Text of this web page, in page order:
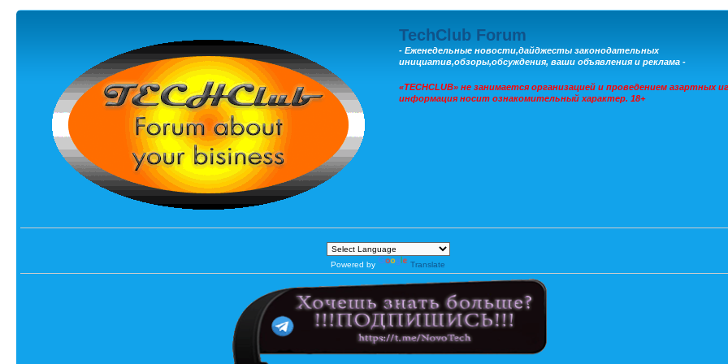
TechClub Forum
- Еженедельные новости,дайджесты законодательных
инициатив,обзоры,обсуждения, ваши объявления и реклама -
«TECHCLUB» не занимается организацией и проведением азартных
информация носит ознакомительный характер. 18+
Powered by Translate